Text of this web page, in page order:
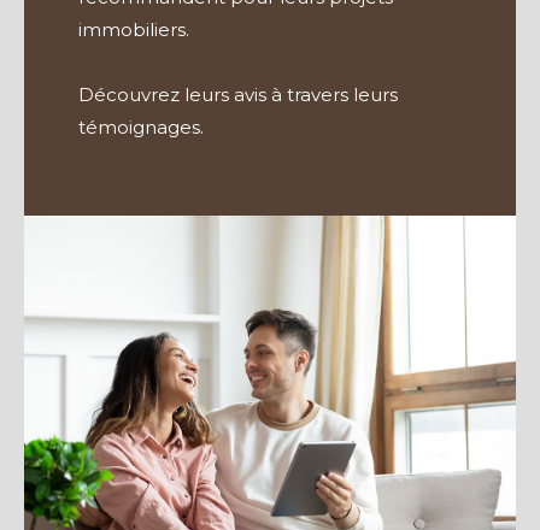
immobiliers.
Découvrez leurs avis à travers leurs
témoignages.